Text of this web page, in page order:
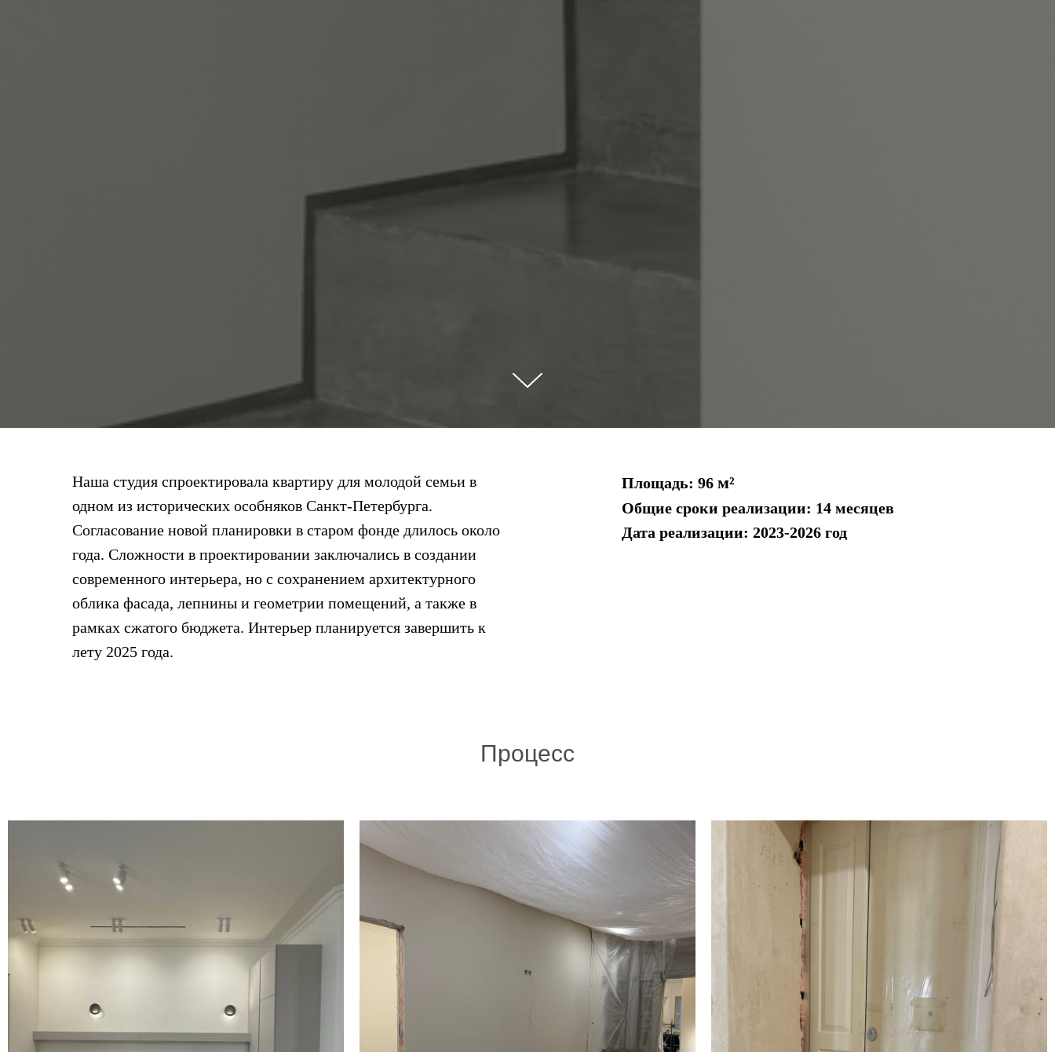
Наша студия спроектировала квартиру для молодой семьи в
одном из исторических особняков Санкт-Петербурга.
Согласование новой планировки в старом фонде длилось около
года. Сложности в проектировании заключались в создании
современного интерьера, но с сохранением архитектурного
облика фасада, лепнины и геометрии помещений, а также в
рамках сжатого бюджета. Интерьер планируется завершить к
лету 2025 года.
Площадь: 96 м²
Общие сроки реализации: 14 месяцев
Дата реализации: 2023-2026 год
Процесс